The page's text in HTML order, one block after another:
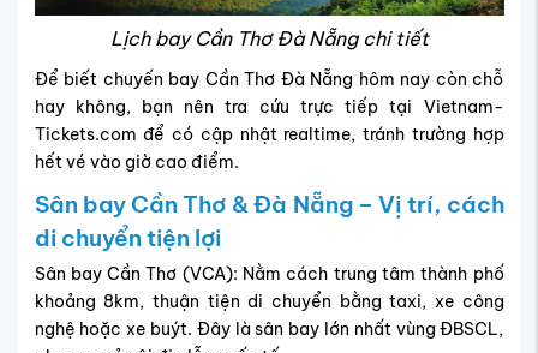
Lịch bay Cần Thơ Đà Nẵng chi tiết
Để biết chuyến bay Cần Thơ Đà Nẵng hôm nay còn chỗ
hay không, bạn nên tra cứu trực tiếp tại Vietnam-
Tickets.com để có cập nhật realtime, tránh trường hợp
hết vé vào giờ cao điểm.
Sân bay Cần Thơ & Đà Nẵng – Vị trí, cách
di chuyển tiện lợi
Sân bay Cần Thơ (VCA): Nằm cách trung tâm thành phố
khoảng 8km, thuận tiện di chuyển bằng taxi, xe công
nghệ hoặc xe buýt. Đây là sân bay lớn nhất vùng ĐBSCL,